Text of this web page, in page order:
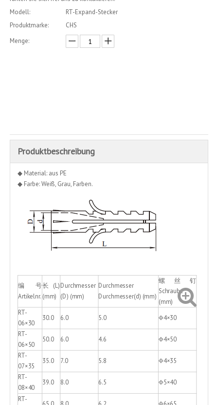
Modell:
RT-Expand-Stecker
Produktmarke:
CHS
Menge:
Produktbeschreibung
◆ Material: aus PE
◆ Farbe: Weiß, Grau, Farben.
编 号
Artikelnr.
长(L)
(mm)
Durchmesser
(D) (mm)
Durchmesser
Durchmesser(d) (mm)
螺丝钉
Schraube
(mm)
RT-
06×30
30.0 6.0 5.0 Φ4×30
RT-
06×50
50.0 6.0 4.6
Φ4×50
RT-
07×35
35.0 7.0 5.8 Φ4×35
RT-
08×40
39.0 8.0 6.5 Φ5×40
RT-